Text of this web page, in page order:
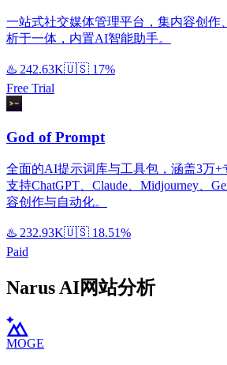
一站式社交媒体管理平台，集内容创作
析于一体，内置AI智能助手。
♨️ 242.63K🇺🇸 17%
Free Trial
God of Prompt
全面的AI提示词库与工具包，涵盖3万+
支持ChatGPT、Claude、Midjourney、
容创作与自动化。
♨️ 232.93K🇺🇸 18.51%
Paid
Narus AI网站分析
MOGE